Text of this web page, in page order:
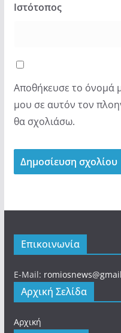
Ιστότοπος
Αποθήκευσε το όνομά
μου σε αυτόν τον
θα σχολιάσω.
Επικοινωνία
E-Mail:
Αρχική Σελίδα
Αρχική